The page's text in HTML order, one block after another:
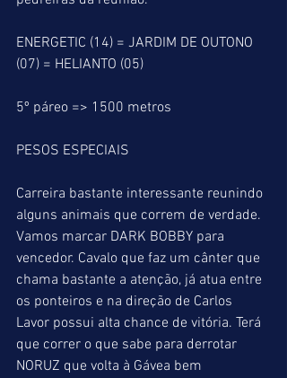
ENERGETIC (14) = JARDIM DE OUTONO
(07) = HELIANTO (05)
5º páreo => 1500 metros
PESOS ESPECIAIS
Carreira bastante interessante reunindo
alguns animais que correm de verdade.
Vamos marcar DARK BOBBY para
vencedor. Cavalo que faz um cânter que
chama bastante a atenção, já atua entre
os ponteiros e na direção de Carlos
Lavor possui alta chance de vitória. Terá
que correr o que sabe para derrotar
NORUZ que volta à Gávea bem